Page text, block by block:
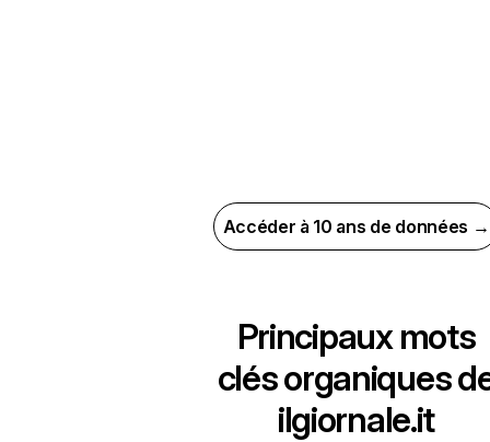
Accéder à 10 ans de données →
Principaux mots
clés organiques
ilgiornale.it